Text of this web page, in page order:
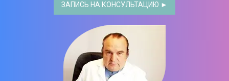
ЗАПИСЬ НА КОНСУЛЬТАЦИЮ ►